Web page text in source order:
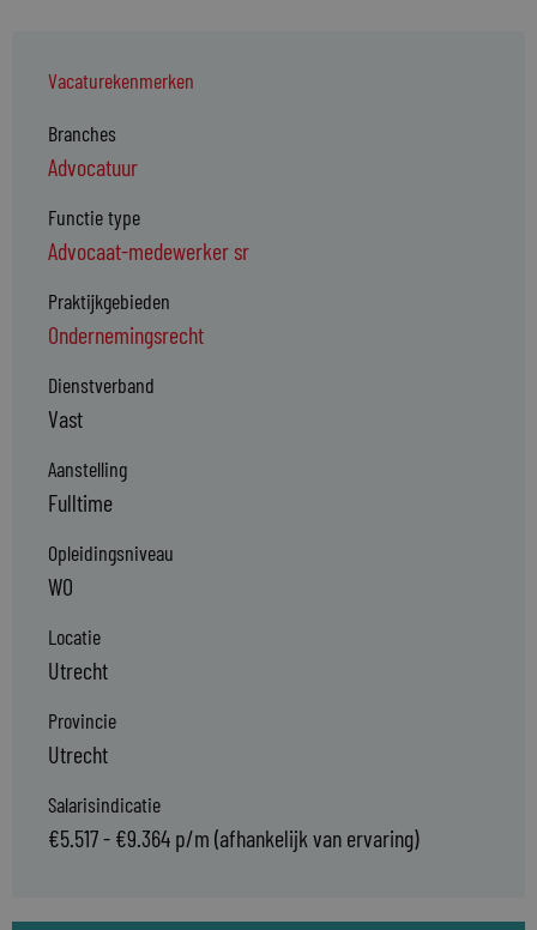
Vacaturekenmerken
Branches
Advocatuur
Functie type
Advocaat-medewerker sr
Praktijkgebieden
Ondernemingsrecht
Dienstverband
Vast
Aanstelling
Fulltime
Opleidingsniveau
WO
Locatie
Utrecht
Provincie
Utrecht
Salarisindicatie
€5.517 - €9.364 p/m (afhankelijk van ervaring)